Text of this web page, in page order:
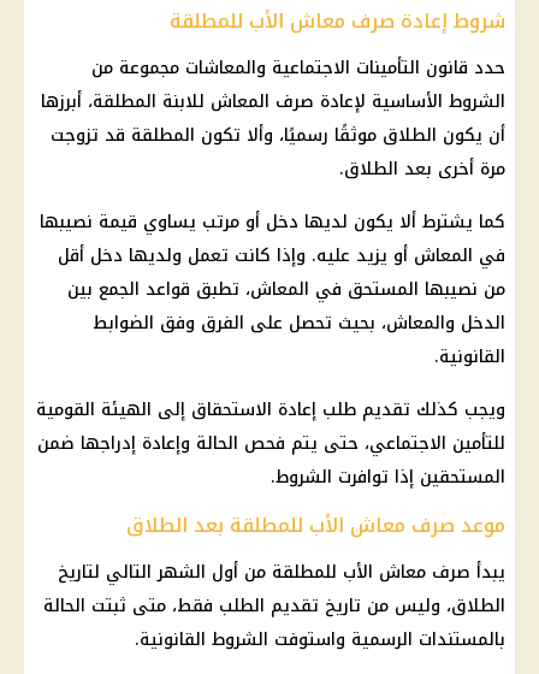
شروط إعادة صرف معاش الأب للمطلقة
حدد قانون التأمينات الاجتماعية والمعاشات مجموعة من
الشروط الأساسية لإعادة صرف المعاش للابنة المطلقة، أبرزها
أن يكون الطلاق موثقًا رسميًا، وألا تكون المطلقة قد تزوجت
مرة أخرى بعد الطلاق.
كما يشترط ألا يكون لديها دخل أو مرتب يساوي قيمة نصيبها
في المعاش أو يزيد عليه. وإذا كانت تعمل ولديها دخل أقل
من نصيبها المستحق في المعاش، تطبق قواعد الجمع بين
الدخل والمعاش، بحيث تحصل على الفرق وفق الضوابط
القانونية.
ويجب كذلك تقديم طلب إعادة الاستحقاق إلى الهيئة القومية
للتأمين الاجتماعي، حتى يتم فحص الحالة وإعادة إدراجها ضمن
المستحقين إذا توافرت الشروط.
موعد صرف معاش الأب للمطلقة بعد الطلاق
يبدأ صرف معاش الأب للمطلقة من أول الشهر التالي لتاريخ
الطلاق، وليس من تاريخ تقديم الطلب فقط، متى ثبتت الحالة
بالمستندات الرسمية واستوفت الشروط القانونية.